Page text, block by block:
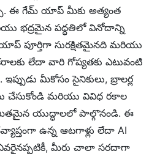
ఈ గేమ్ యాప్ మీకు అత్యంత
భద్రమైన పద్ధతిలో వినోదాన్ని
పూర్తిగా సురక్షితమైనది మరియు
లేదా వారి గోప్యతకు ఎటువంటి
ఇప్పుడు మీకోసం సైనికులు, బ్రాలర్ల
చేసుకోండి మరియు వివిధ రకాల
యుద్ధాలలో పాల్గొనండి. ఈ
ఉన్న ఆటగాళ్లు లేదా AI
ఎవరైనప్పటికీ, మీరు చాలా సరదాగా